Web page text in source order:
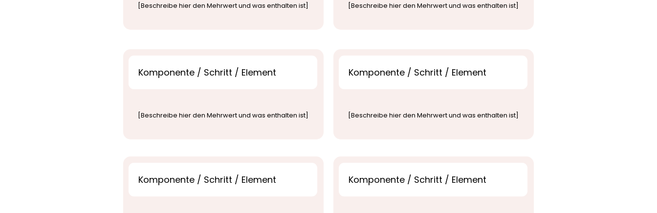
[Beschreibe hier den Mehrwert und was enthalten ist] [Beschreibe hier den Mehrwert und was enthalten ist]
Komponente / Schritt / Element
[Beschreibe hier den Mehrwert und was enthalten ist]
Komponente / Schritt / Element
[Beschreibe hier den Mehrwert und was enthalten ist]
Komponente / Schritt / Element Komponente / Schritt / Element